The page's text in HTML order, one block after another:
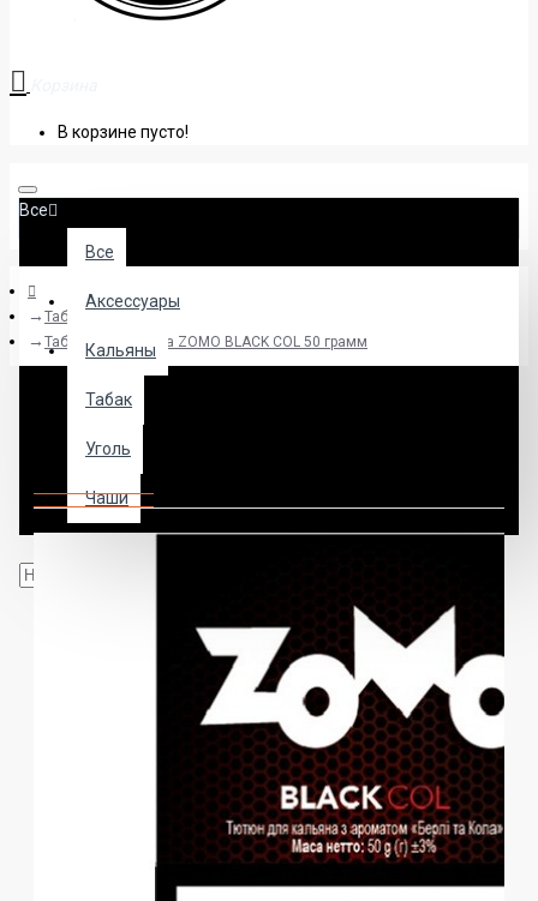
В корзине пусто!
Все
Все
Аксессуары
Кальяны
Табак
Уголь
Чаши
Табак
Табак для кальяна ZOMO BLACK COL 50 грамм
Табак для кальяна ZOMO BLACK
COL